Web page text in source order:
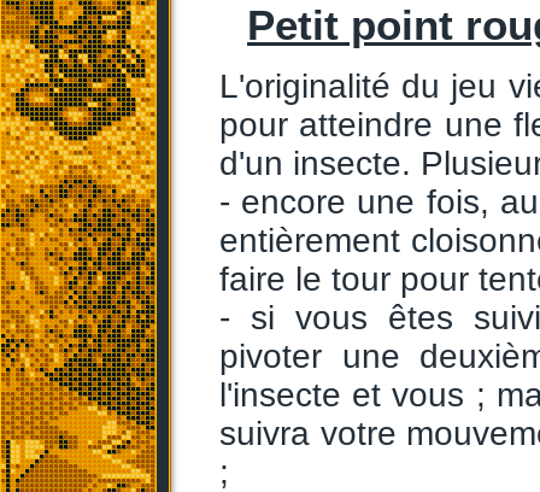
Petit point
L'originalité du jeu
pour atteindre une
d'un insecte.
- encore une fois,
entièrement
faire le tour pour
- si vous êtes
pivoter une
l'insecte et vous ;
suivra votre
;